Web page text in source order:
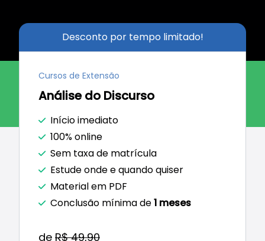
Desconto por tempo limitado!
Cursos de Extensão
Análise do Discurso
Início imediato
100% online
Sem taxa de matrícula
Estude onde e quando quiser
Material em PDF
Conclusão mínima de1 meses
de R$ 49,90